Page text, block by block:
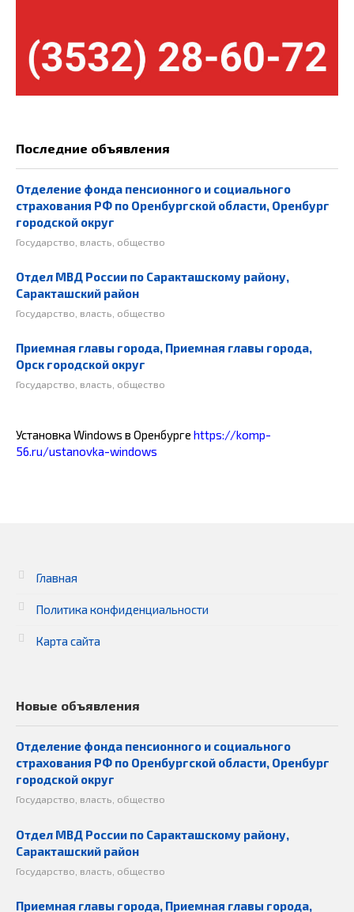
Последние объявления
Отделение фонда пенсионного и социального
страхования РФ по Оренбургской области, Оренбург
городской округ
Государство, власть, общество
Отдел МВД России по Саракташскому району,
Саракташский район
Государство, власть, общество
Приемная главы города, Приемная главы города,
Орск городской округ
Государство, власть, общество
Установка Windows в Оренбурге https://komp-
56.ru/ustanovka-windows
Главная
Политика конфиденциальности
Карта сайта
Новые объявления
Отделение фонда пенсионного и социального
страхования РФ по Оренбургской области, Оренбург
городской округ
Государство, власть, общество
Отдел МВД России по Саракташскому району,
Саракташский район
Государство, власть, общество
Приемная главы города, Приемная главы города,